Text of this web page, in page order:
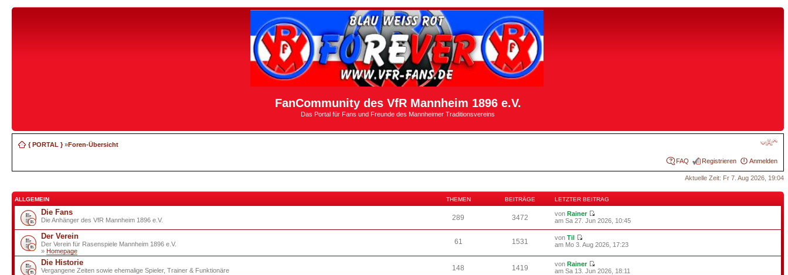
FanCommunity des VfR Mannheim 1896 e.V.
Das Portal für Fans und Freunde des Mannheimer Traditionsvereins
{ PORTAL }»Foren-Übersicht
FAQ Registrieren Anmelden
Aktuelle Zeit: Fr 7. Aug 2026, 19:04
ALLGEMEIN THEMEN BEITRÄGE LETZTER BEITRAG
Die Fans
Die Anhänger des VfR Mannheim 1896 e.V. 289 3472 von Rainer
am Sa 27. Jun 2026, 10:45
Der Verein
Der Verein für Rasenspiele Mannheim 1896 e.V.
» Homepage
61 1531 von Til
am Mo 3. Aug 2026, 17:23
Die Historie
Vergangene Zeiten sowie ehemalige Spieler, Trainer & Funktionäre 148 1419 von Rainer
am Sa 13. Jun 2026, 18:11